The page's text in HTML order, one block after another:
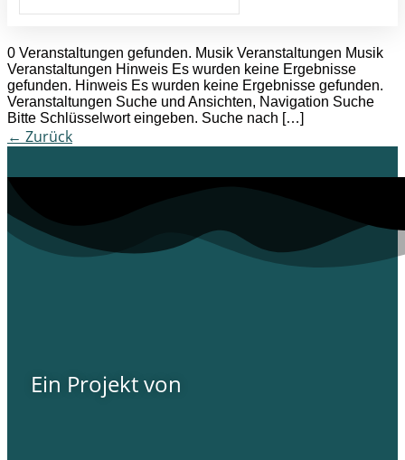
0 Veranstaltungen gefunden. Musik Veranstaltungen Musik
Veranstaltungen Hinweis Es wurden keine Ergebnisse
gefunden. Hinweis Es wurden keine Ergebnisse gefunden.
Veranstaltungen Suche und Ansichten, Navigation Suche
Bitte Schlüsselwort eingeben. Suche nach […]
← Zurück
Ein Projekt von